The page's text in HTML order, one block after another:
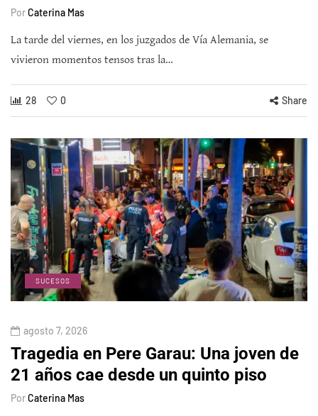
PorCaterina Mas
La tarde del viernes, en los juzgados de Vía Alemania, se
vivieron momentos tensos tras la…
28 0 Share
SUCESOS
agosto 7, 2026
Tragedia en Pere Garau: Una joven de
21 años cae desde un quinto piso
PorCaterina Mas